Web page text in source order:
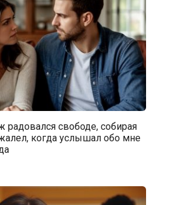
свободе, собирая
когда услышал обо мне